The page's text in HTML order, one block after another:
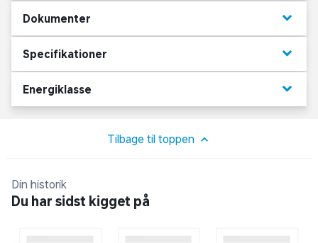
Dokumenter keyboard_arrow_down
Specifikationer keyboard_arrow_down
Energiklasse keyboard_arrow_down
Tilbage til toppen
Din historik
Du har sidst kigget på